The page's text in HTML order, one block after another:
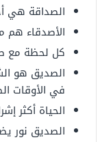
الصداقة هي
الأصدقاء هم
كل لحظة مع
الصديق هو
في الأوقات
الحياة أكثر
الصديق نور